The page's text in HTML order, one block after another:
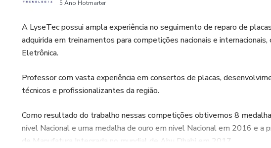
5 Ano Hotmarter
A LyseTec possui ampla experiência no seguimento de reparo de
adquirida em treinamentos para competições nacionais e
Eletrônica.
Professor com vasta experiência em consertos de placas,
técnicos e profissionalizantes da região.
Como resultado do trabalho nessas competições obtivemos 8
nível Nacional e uma medalha de ouro em nível Nacional em 2016 e a
de Manufatura Integrada no mundial de Abu Dhabi em 2017.